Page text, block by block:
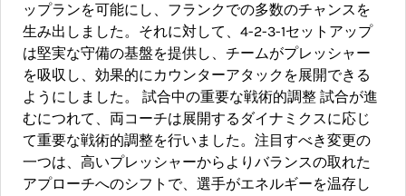
ップランを可能にし、フランクでの多数のチャンスを
生み出しました。それに対して、4-2-3-1セットアップ
は堅実な守備の基盤を提供し、チームがプレッシャー
を吸収し、効果的にカウンターアタックを展開できる
ようにしました。 試合中の重要な戦術的調整 試合が進
むにつれて、両コーチは展開するダイナミクスに応じ
て重要な戦術的調整を行いました。注目すべき変更の
一つは、高いプレッシャーからよりバランスの取れた
アプローチへのシフトで、選手がエネルギーを温存し